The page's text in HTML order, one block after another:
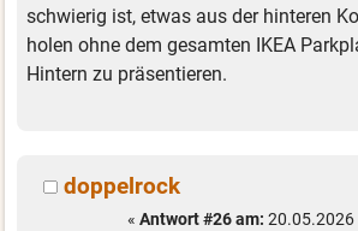
schwierig ist, etwas aus der hinteren
holen ohne dem gesamten IKEA
Hintern zu präsentieren.
doppelrock
« Antwort #26 am: 20.05.2026